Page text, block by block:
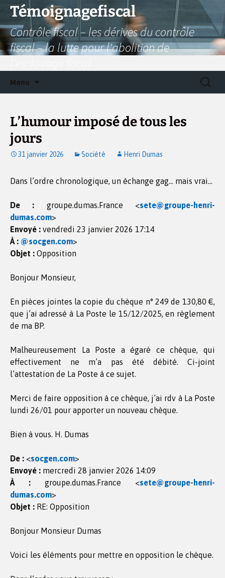
Aller
contenu
Témoignagefiscal
Contrôle fiscal – les dérives du contrôle
fiscal – la lutte pour l'abolition de
Menu
L’humour imposé de tous les
jours
31 janvier 2026 Société Henri Dumas
Dans l’ordre chronologique, un échange gag… mais vrai…
De : groupe.dumas.France <sete@groupe-henri-
dumas.com>
Envoyé : vendredi 23 janvier 2026 17:14
À : @socgen.com>
Objet : Opposition
Bonjour Monsieur,
En pièces jointes la copie du chèque n° 249 de 130,80 €,
que j’ai adressé à La Poste le 15/12/2025, en règlement
de ma BP.
Malheureusement La Poste a égaré ce chèque, qui
effectivement ne m’a pas été débité. Ci-joint
l’attestation de La Poste à ce sujet.
Merci de faire opposition à ce chèque, j’ai rdv à La Poste
lundi 26/01 pour apporter un nouveau chèque.
Bien à vous. H. Dumas
De : <socgen.com>
Envoyé : mercredi 28 janvier 2026 14:09
À : groupe.dumas.France <sete@groupe-henri-
dumas.com>
Objet : RE: Opposition
Bonjour Monsieur Dumas
Voici les éléments pour mettre en opposition le chèque.